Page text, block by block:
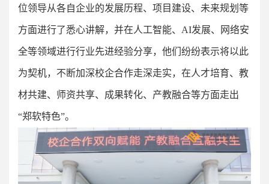
位领导从各自企业的发展历程、项目建设、未来规划等
方面进行了悉心讲解，并在人工智能、AI发展、网络安
全等领域进行行业先进经验分享，他们纷纷表示将以此
为契机，不断加深校企合作走深走实，在人才培育、教
材共建、师资共享、成果转化、产教融合等方面走出
“郑软特色”。